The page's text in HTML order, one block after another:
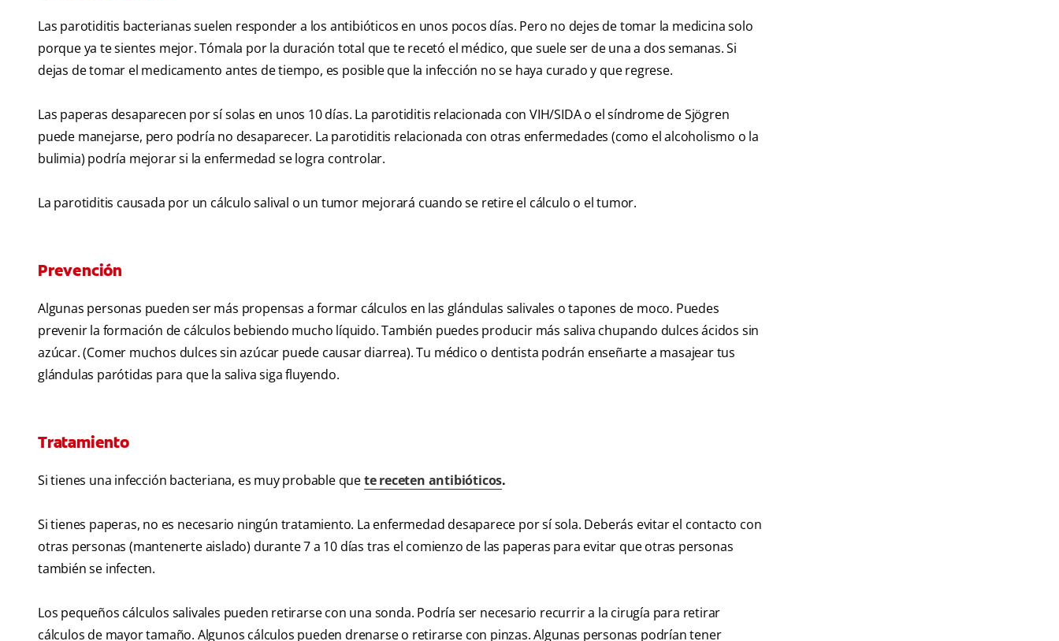
Las parotiditis bacterianas suelen responder a los antibióticos en unos pocos días. Pero no dejes de tomar la medicina solo
porque ya te sientes mejor. Tómala por la duración total que te recetó el médico, que suele ser de una a dos semanas. Si
dejas de tomar el medicamento antes de tiempo, es posible que la infección no se haya curado y que regrese.
Las paperas desaparecen por sí solas en unos 10 días. La parotiditis relacionada con VIH/SIDA o el síndrome de Sjögren
puede manejarse, pero podría no desaparecer. La parotiditis relacionada con otras enfermedades (como el alcoholismo o la
bulimia) podría mejorar si la enfermedad se logra controlar.
La parotiditis causada por un cálculo salival o un tumor mejorará cuando se retire el cálculo o el tumor.
Prevención
Algunas personas pueden ser más propensas a formar cálculos en las glándulas salivales o tapones de moco. Puedes
prevenir la formación de cálculos bebiendo mucho líquido. También puedes producir más saliva chupando dulces ácidos sin
azúcar. (Comer muchos dulces sin azúcar puede causar diarrea). Tu médico o dentista podrán enseñarte a masajear tus
glándulas parótidas para que la saliva siga fluyendo.
Tratamiento
Si tienes una infección bacteriana, es muy probable quete receten antibióticos.
Si tienes paperas, no es necesario ningún tratamiento. La enfermedad desaparece por sí sola. Deberás evitar el contacto con
otras personas (mantenerte aislado) durante 7 a 10 días tras el comienzo de las paperas para evitar que otras personas
también se infecten.
Los pequeños cálculos salivales pueden retirarse con una sonda. Podría ser necesario recurrir a la cirugía para retirar
cálculos de mayor tamaño. Algunos cálculos pueden drenarse o retirarse con pinzas. Algunas personas podrían tener